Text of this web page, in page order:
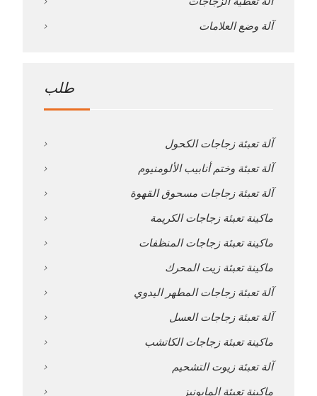
آلة وضع العلامات
طلب
آلة تعبئة زجاجات الكحول
آلة تعبئة وختم أنابيب الألومنيوم
آلة تعبئة زجاجات مسحوق القهوة
ماكينة تعبئة زجاجات الكريمة
ماكينة تعبئة زجاجات المنظفات
ماكينة تعبئة زيت المحرك
آلة تعبئة زجاجات المطهر اليدوي
آلة تعبئة زجاجات العسل
ماكينة تعبئة زجاجات الكاتشب
آلة تعبئة زيوت التشحيم
ماكينة تعبئة المايونيز